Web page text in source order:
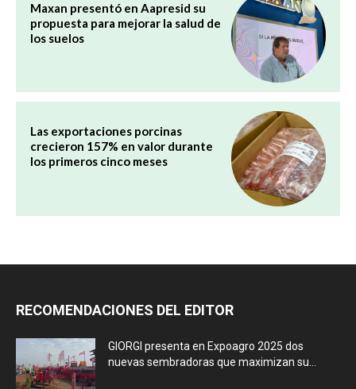
Maxan presentó en Aapresid su
propuesta para mejorar la salud de
los suelos
Las exportaciones porcinas
crecieron 157% en valor durante
los primeros cinco meses
RECOMENDACIONES DEL EDITOR
GIORGI presenta en Expoagro 2025 dos
nuevas sembradoras que maximizan su...